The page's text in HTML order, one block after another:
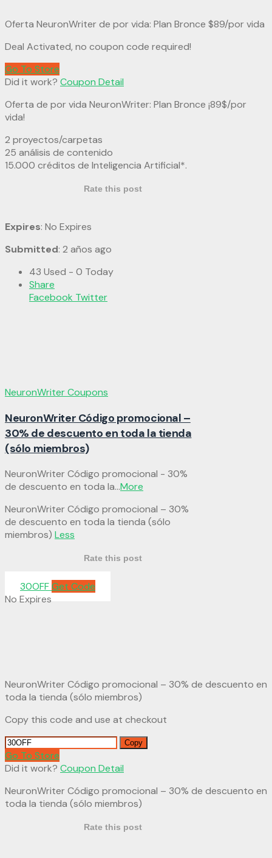
Oferta NeuronWriter de por vida: Plan Bronce $89/por vida
Deal Activated, no coupon code required!
Go To Store
Did it work? Coupon Detail
Oferta de por vida NeuronWriter: Plan Bronce ¡89$/por
vida!
2 proyectos/carpetas
25 análisis de contenido
15.000 créditos de Inteligencia Artificial*.
Rate this post
Expires: No Expires
Submitted: 2 años ago
43 Used - 0 Today
Share
Facebook Twitter
NeuronWriter Coupons
NeuronWriter Código promocional –
30% de descuento en toda la tienda
(sólo miembros)
NeuronWriter Código promocional - 30%
de descuento en toda la...More
NeuronWriter Código promocional – 30%
de descuento en toda la tienda (sólo
miembros) Less
Rate this post
30OFFGet Code
No Expires
NeuronWriter Código promocional – 30% de descuento en
toda la tienda (sólo miembros)
Copy this code and use at checkout
Copy
Go To Store
Did it work? Coupon Detail
NeuronWriter Código promocional – 30% de descuento en
toda la tienda (sólo miembros)
Rate this post